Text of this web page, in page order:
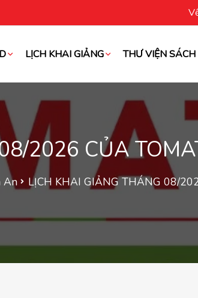
LỊCH KHAI GIẢNG THƯ VIỆN SÁCH
2026 CỦA
An LỊCH KHAI GIẢNG THÁNG 08/